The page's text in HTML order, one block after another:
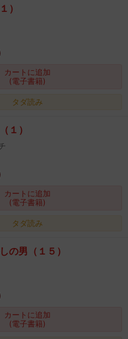
）
カートに追加
(電子書籍)
タダ読み
１）
カートに追加
(電子書籍)
タダ読み
の男（１５）
カートに追加
(電子書籍)